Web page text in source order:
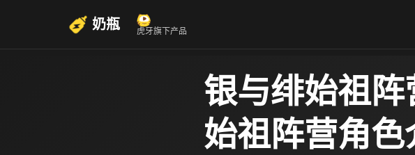
奶瓶 虎牙旗下产品
银与绯始祖
始祖阵营角色